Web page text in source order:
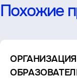
Похожие